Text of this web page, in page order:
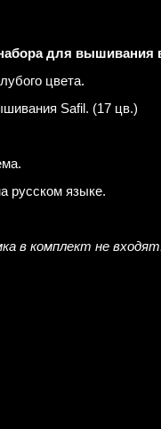
для вышивания
цвета.
Safil. (17 цв.)
русском языке.
в комплект не